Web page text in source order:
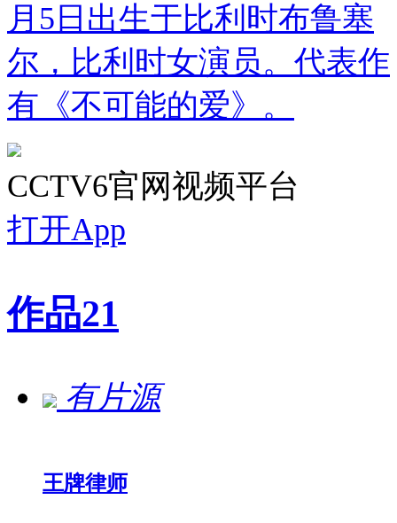
月5日出生于比利时布鲁塞
尔，比利时女演员。代表作
有《不可能的爱》。
CCTV6官网视频平台
打开App
作品21
有片源
王牌律师